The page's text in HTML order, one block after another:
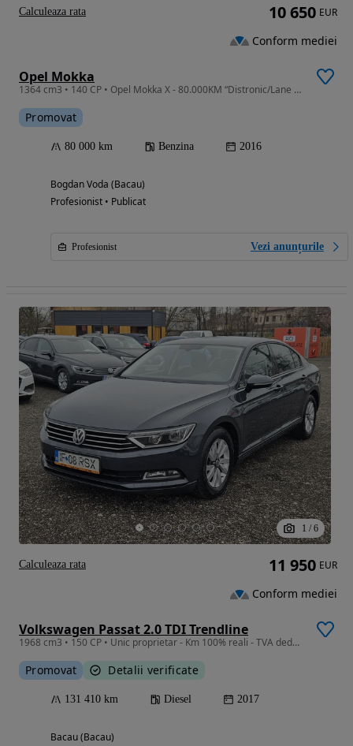
Opel Mokka
1364 cm3 • 140 CP • Opel Mokka X - 80.000KM “Distronic/Lane Assist”
Promovat
80 000 km Benzina 2016
Bogdan Voda (Bacau)
Profesionist • Publicat
Profesionist Vezi anunțurile
10 650 EUR
Conform mediei
Calculeaza rata
1 / 6
Volkswagen Passat 2.0 TDI Trendline
1968 cm3 • 150 CP • Unic proprietar - Km 100% reali - TVA deductibil
Promovat Detalii verificate
131 410 km Diesel 2017
Bacau (Bacau)
11 950 EUR
Conform mediei
Calculeaza rata